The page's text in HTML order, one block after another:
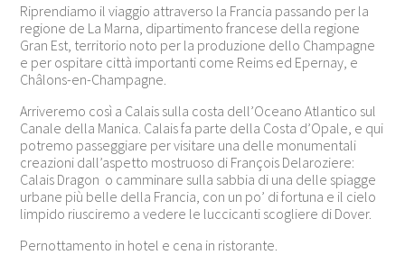
Riprendiamo il viaggio attraverso la Francia passando per la
regione de La Marna, dipartimento francese della regione
Gran Est, territorio noto per la produzione dello Champagne
e per ospitare città importanti come Reims ed Epernay, e
Châlons-en-Champagne.
Arriveremo così a Calais sulla costa dell’Oceano Atlantico sul
Canale della Manica. Calais fa parte della Costa d’Opale, e qui
potremo passeggiare per visitare una delle monumentali
creazioni dall’aspetto mostruoso di François Delaroziere:
Calais Dragon o camminare sulla sabbia di una delle spiagge
urbane più belle della Francia, con un po’ di fortuna e il cielo
limpido riusciremo a vedere le luccicanti scogliere di Dover.
Pernottamento in hotel e cena in ristorante.